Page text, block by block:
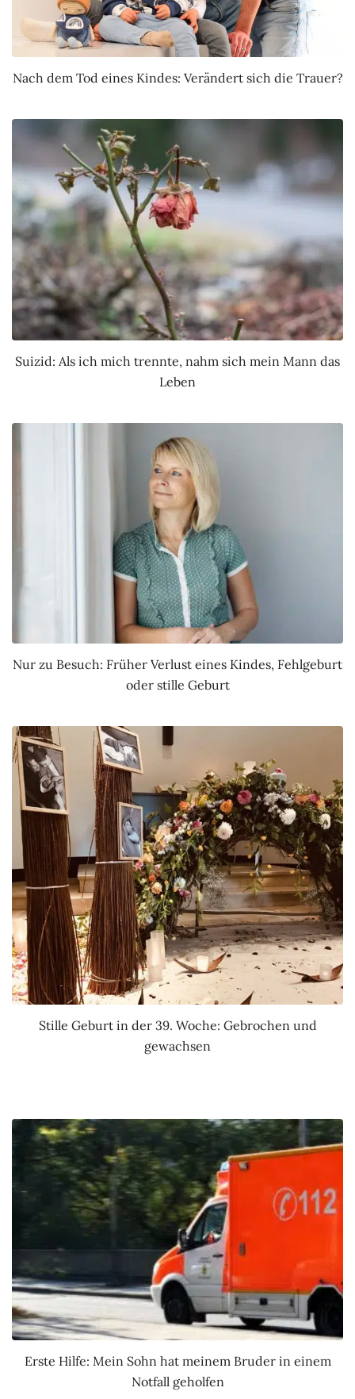
Nach dem Tod eines Kindes: Verändert sich die Trauer?
Suizid: Als ich mich trennte, nahm sich mein Mann das
Leben
Nur zu Besuch: Früher Verlust eines Kindes, Fehlgeburt
oder stille Geburt
Stille Geburt in der 39. Woche: Gebrochen und
gewachsen
Erste Hilfe: Mein Sohn hat meinem Bruder in einem
Notfall geholfen